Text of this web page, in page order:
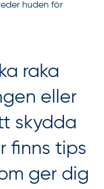
huden för
raka
eller
skydda
finns tips
ger dig